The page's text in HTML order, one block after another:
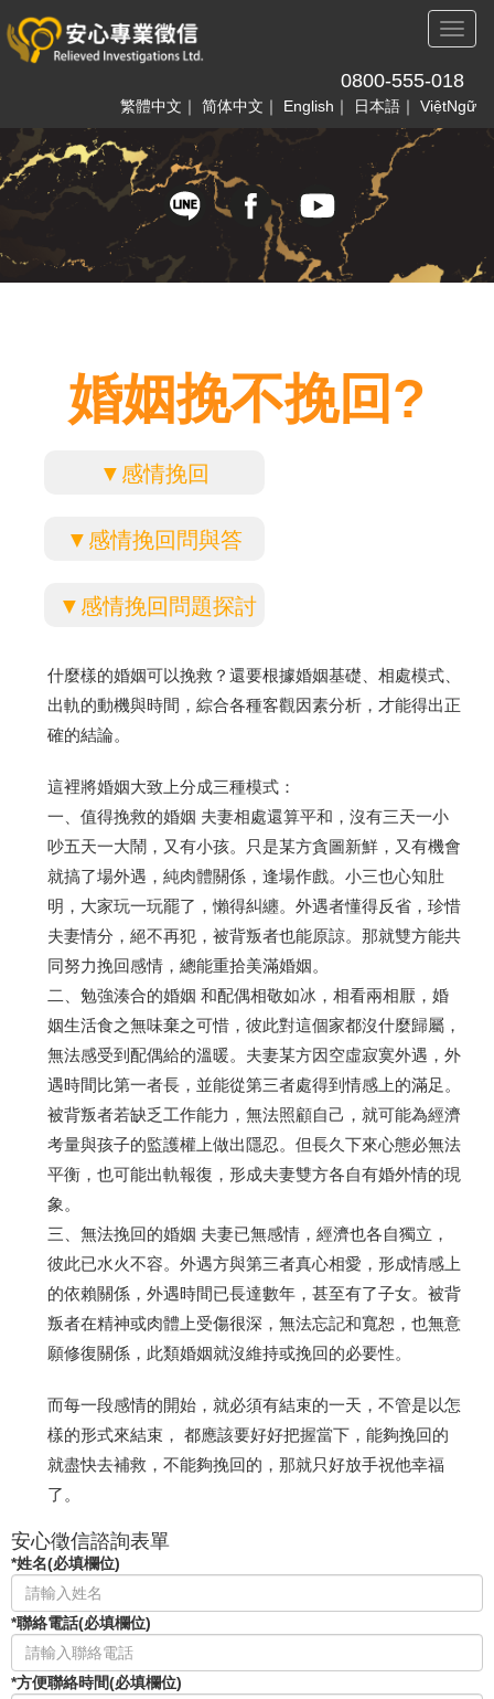
0800-555-018
繁體中文 ｜ 简体中文 ｜ English ｜ 日本語 ｜ ViệtNgữ
婚姻挽不挽回?
▼感情挽回
▼感情挽回問與答
▼感情挽回問題探討
什麼樣的婚姻可以挽救？還要根據婚姻基礎、相處模式、
出軌的動機與時間，綜合各種客觀因素分析，才能得出正
確的結論。
這裡將婚姻大致上分成三種模式：
一、值得挽救的婚姻 夫妻相處還算平和，沒有三天一小
吵五天一大鬧，又有小孩。只是某方貪圖新鮮，又有機會
就搞了場外遇，純肉體關係，逢場作戲。小三也心知肚
明，大家玩一玩罷了，懶得糾纏。外遇者懂得反省，珍惜
夫妻情分，絕不再犯，被背叛者也能原諒。那就雙方能共
同努力挽回感情，總能重拾美滿婚姻。
二、勉強湊合的婚姻 和配偶相敬如冰，相看兩相厭，婚
姻生活食之無味棄之可惜，彼此對這個家都沒什麼歸屬，
無法感受到配偶給的溫暖。夫妻某方因空虛寂寞外遇，外
遇時間比第一者長，並能從第三者處得到情感上的滿足。
被背叛者若缺乏工作能力，無法照顧自己，就可能為經濟
考量與孩子的監護權上做出隱忍。但長久下來心態必無法
平衡，也可能出軌報復，形成夫妻雙方各自有婚外情的現
象。
三、無法挽回的婚姻 夫妻已無感情，經濟也各自獨立，
彼此已水火不容。外遇方與第三者真心相愛，形成情感上
的依賴關係，外遇時間已長達數年，甚至有了子女。被背
叛者在精神或肉體上受傷很深，無法忘記和寬恕，也無意
願修復關係，此類婚姻就沒維持或挽回的必要性。
而每一段感情的開始，就必須有結束的一天，不管是以怎
樣的形式來結束， 都應該要好好把握當下，能夠挽回的
就盡快去補救，不能夠挽回的，那就只好放手祝他幸福
了。
安心徵信諮詢表單
*姓名(必填欄位)
*聯絡電話(必填欄位)
*方便聯絡時間(必填欄位)